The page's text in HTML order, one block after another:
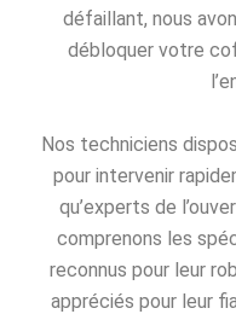
défaillant, nous
débloquer votre
Nos techniciens
pour intervenir
qu’experts de
comprenons les
reconnus pour leur
appréciés pour leur